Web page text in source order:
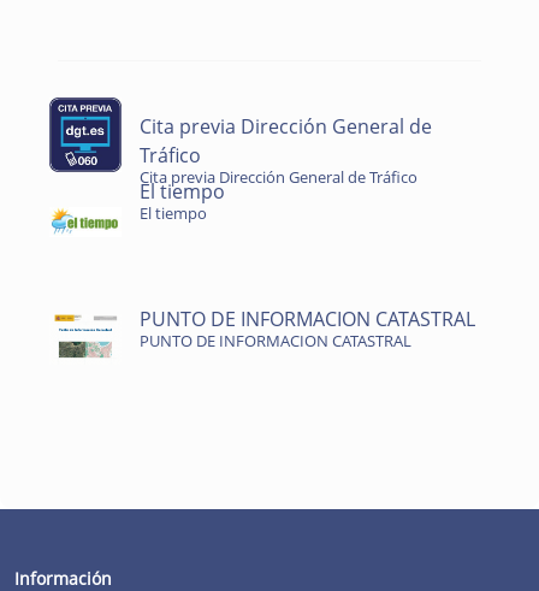
Cita previa Dirección General de
Tráfico
Cita previa Dirección General de Tráfico
El tiempo
El tiempo
PUNTO DE INFORMACION CATASTRAL
PUNTO DE INFORMACION CATASTRAL
Información